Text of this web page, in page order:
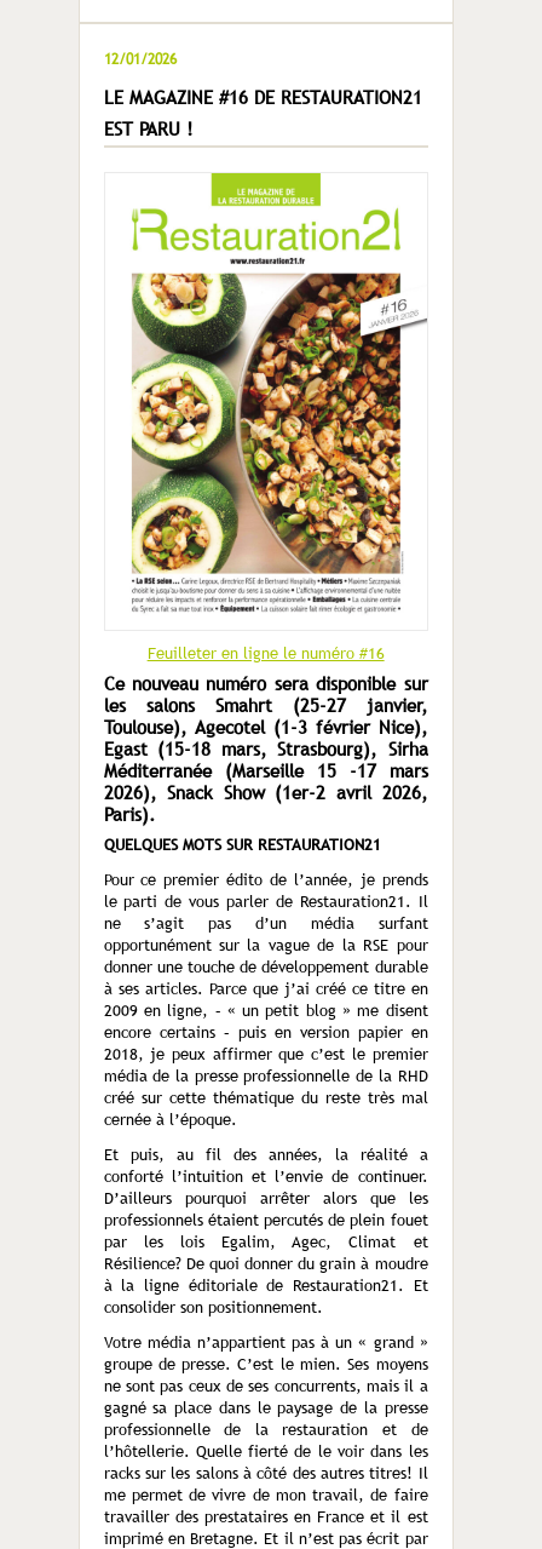
12/01/2026
LE MAGAZINE #16 DE RESTAURATION21
EST PARU !
Feuilleter en ligne le numéro #16
Ce nouveau numéro sera disponible sur
les salons Smahrt (25-27 janvier,
Toulouse), Agecotel (1-3 février Nice),
Egast (15-18 mars, Strasbourg), Sirha
Méditerranée (Marseille 15 -17 mars
2026), Snack Show (1er-2 avril 2026,
Paris).
QUELQUES MOTS SUR RESTAURATION21
Pour ce premier édito de l’année, je prends
le parti de vous parler de Restauration21. Il
ne s’agit pas d’un média surfant
opportunément sur la vague de la RSE pour
donner une touche de développement durable
à ses articles. Parce que j’ai créé ce titre en
2009 en ligne, – « un petit blog » me disent
encore certains – puis en version papier en
2018, je peux affirmer que c’est le premier
média de la presse professionnelle de la RHD
créé sur cette thématique du reste très mal
cernée à l’époque.
Et puis, au fil des années, la réalité a
conforté l’intuition et l’envie de continuer.
D’ailleurs pourquoi arrêter alors que les
professionnels étaient percutés de plein fouet
par les lois Egalim, Agec, Climat et
Résilience? De quoi donner du grain à moudre
à la ligne éditoriale de Restauration21. Et
consolider son positionnement.
Votre média n’appartient pas à un « grand »
groupe de presse. C’est le mien. Ses moyens
ne sont pas ceux de ses concurrents, mais il a
gagné sa place dans le paysage de la presse
professionnelle de la restauration et de
l’hôtellerie. Quelle fierté de le voir dans les
racks sur les salons à côté des autres titres! Il
me permet de vivre de mon travail, de faire
travailler des prestataires en France et il est
imprimé en Bretagne. Et il n’est pas écrit par